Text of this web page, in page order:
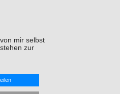
mir selbst
zur